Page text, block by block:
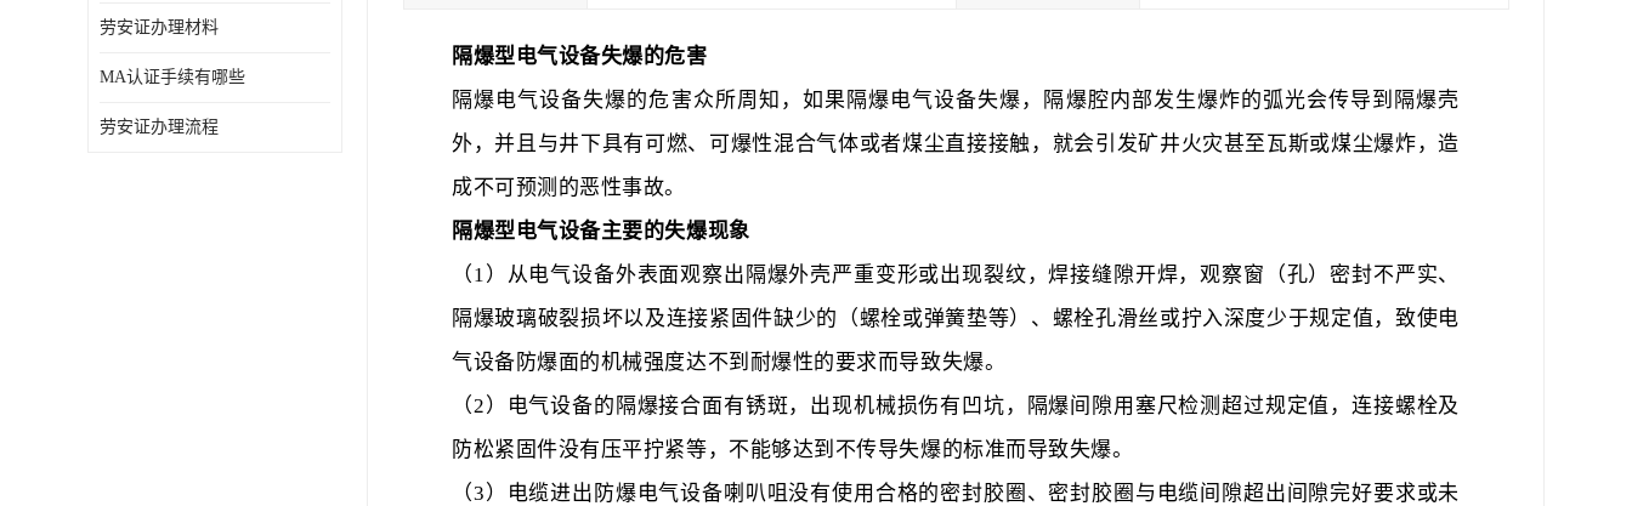
劳安证办理材料
MA认证手续有哪些
劳安证办理流程
隔爆型电气设备失爆的危害
隔爆电气设备失爆的危害众所周知，如果隔爆电气设备失爆，隔爆腔内部发生爆炸的弧光会传导到隔爆壳
外，并且与井下具有可燃、可爆性混合气体或者煤尘直接接触，就会引发矿井火灾甚至瓦斯或煤尘爆炸，造
成不可预测的恶性事故。
隔爆型电气设备主要的失爆现象
（1）从电气设备外表面观察出隔爆外壳严重变形或出现裂纹，焊接缝隙开焊，观察窗（孔）密封不严实、
隔爆玻璃破裂损坏以及连接紧固件缺少的（螺栓或弹簧垫等）、螺栓孔滑丝或拧入深度少于规定值，致使电
气设备防爆面的机械强度达不到耐爆性的要求而导致失爆。
（2）电气设备的隔爆接合面有锈斑，出现机械损伤有凹坑，隔爆间隙用塞尺检测超过规定值，连接螺栓及
防松紧固件没有压平拧紧等，不能够达到不传导失爆的标准而导致失爆。
（3）电缆进出防爆电气设备喇叭咀没有使用合格的密封胶圈、密封胶圈与电缆间隙超出间隙完好要求或未